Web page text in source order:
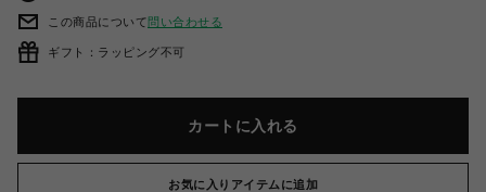
この商品について問い合わせる
ギフト：ラッピング不可
カートに入れる
お気に入りアイテムに追加